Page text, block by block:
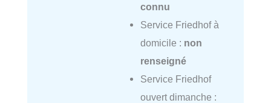
connu
Service Friedhof à
domicile : non
renseigné
Service Friedhof
ouvert dimanche :